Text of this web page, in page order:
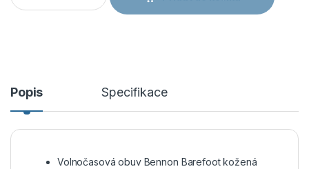
Popis Specifikace
Volnočasová obuv Bennon Barefoot kožená